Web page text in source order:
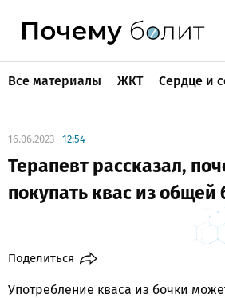
Все материалы ЖКТ Сердце и
16.06.2023 12:54
Терапевт рассказал,
покупать квас из общей
Поделиться
Употребление кваса из бочки